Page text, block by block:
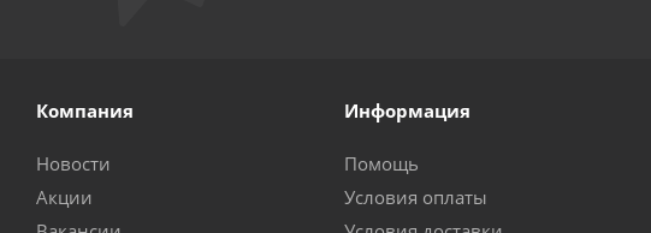
Компания
Новости
Акции
Информация
Помощь
Условия оплаты